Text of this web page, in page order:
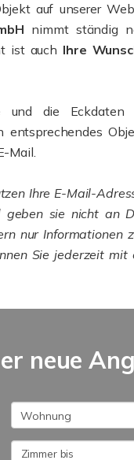
auf unserer
nimmt ständig
ist auch Ihre
und die
Mail.
Ihre E-Mail-
geben sie nicht an
nur Informationen
Sie jederzeit mit
neue